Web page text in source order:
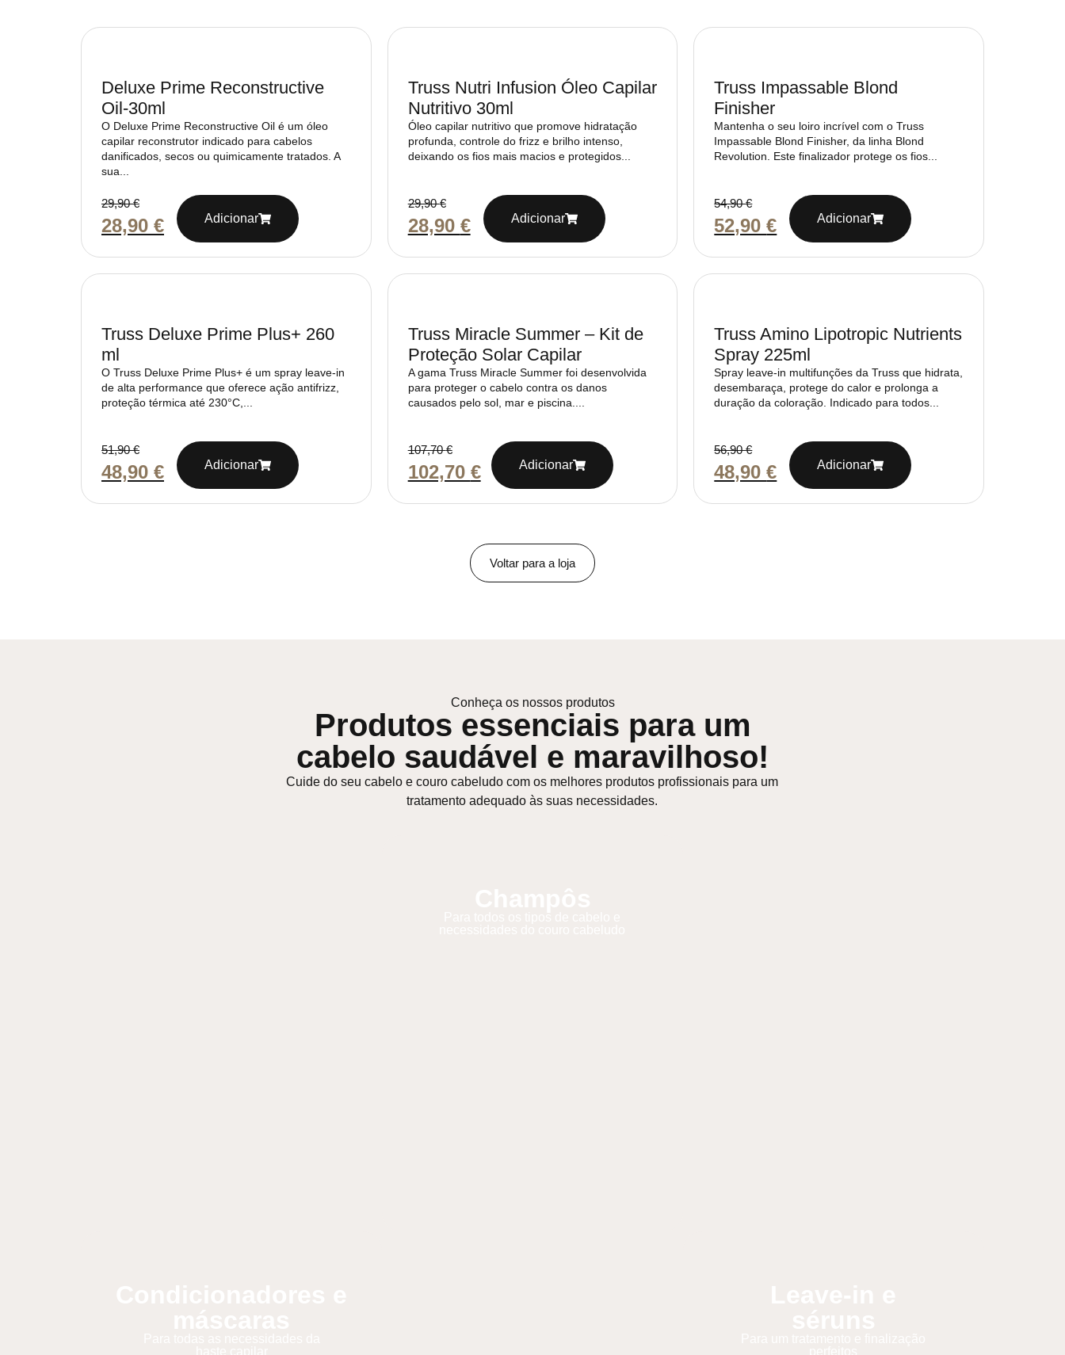
Deluxe Prime Reconstructive
Oil-30ml
O Deluxe Prime Reconstructive Oil é um óleo
capilar reconstrutor indicado para cabelos
danificados, secos ou quimicamente tratados. A
sua...
29,90€
28,90 € Adicionar
Truss Nutri Infusion Óleo Capilar
Nutritivo 30ml
Óleo capilar nutritivo que promove hidratação
profunda, controle do frizz e brilho intenso,
deixando os fios mais macios e protegidos...
29,90€
28,90 € Adicionar
Truss Impassable Blond
Finisher
Mantenha o seu loiro incrível com o Truss
Impassable Blond Finisher, da linha Blond
Revolution. Este finalizador protege os fios...
54,90€
52,90€ Adicionar
Truss Deluxe Prime Plus+ 260
ml
O Truss Deluxe Prime Plus+ é um spray leave-in
de alta performance que oferece ação antifrizz,
proteção térmica até 230°C,...
51,90€
48,90 € Adicionar
Truss Miracle Summer – Kit de
Proteção Solar Capilar
A gama Truss Miracle Summer foi desenvolvida
para proteger o cabelo contra os danos
causados pelo sol, mar e piscina....
107,70€
102,70 € Adicionar
Truss Amino Lipotropic Nutrients
Spray 225ml
Spray leave-in multifunções da Truss que hidrata,
desembaraça, protege do calor e prolonga a
duração da coloração. Indicado para todos...
56,90€
48,90€ Adicionar
Voltar para a loja
Conheça os nossos produtos
Produtos essenciais para um
cabelo saudável e maravilhoso!
Cuide do seu cabelo e couro cabeludo com os melhores produtos profissionais para um
tratamento adequado às suas necessidades.